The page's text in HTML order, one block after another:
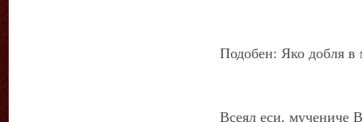
Подобен: Яко добля в
Всеял еси, мучениче